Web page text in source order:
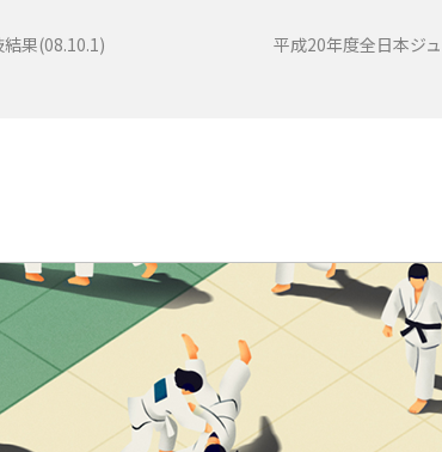
果(08.10.1) 平成20年度全日本ジ